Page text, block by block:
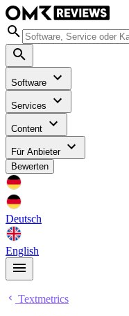
Software
Services
Content
Für Anbieter
Bewerten
Deutsch
English
Textmetrics